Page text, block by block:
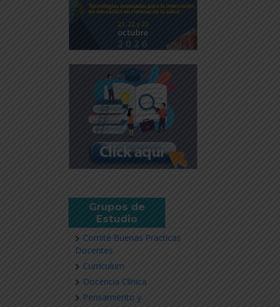
Grupos de
Estudio
Comité Buenas Practicas
Docentes
Currículum
Docencia Clínica
Pensamiento y